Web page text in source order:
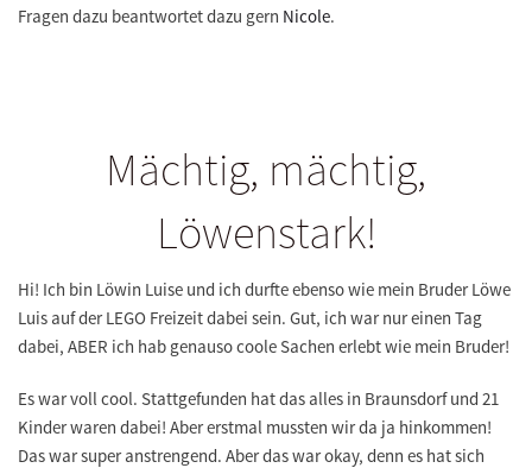
Fragen dazu beantwortet dazu gern Nicole.
Mächtig, mächtig,
Löwenstark!
Hi! Ich bin Löwin Luise und ich durfte ebenso wie mein Bruder Löwe
Luis auf der LEGO Freizeit dabei sein. Gut, ich war nur einen Tag
dabei, ABER ich hab genauso coole Sachen erlebt wie mein Bruder!
Es war voll cool. Stattgefunden hat das alles in Braunsdorf und 21
Kinder waren dabei! Aber erstmal mussten wir da ja hinkommen!
Das war super anstrengend. Aber das war okay, denn es hat sich